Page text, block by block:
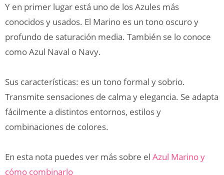
Y en primer lugar está uno de los Azules más
conocidos y usados. El Marino es un tono oscuro y
profundo de saturación media. También se lo conoce
como Azul Naval o Navy.
Sus características: es un tono formal y sobrio.
Transmite sensaciones de calma y elegancia. Se adapta
fácilmente a distintos entornos, estilos y
combinaciones de colores.
En esta nota puedes ver más sobre el Azul Marino y
cómo combinarlo